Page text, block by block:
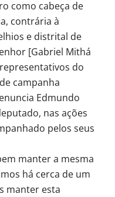
como cabeça de
contrária à
e distrital de
[Gabriel Mithá
do
campanha
Edmundo
nas ações
pelos seus
manter a mesma
há cerca de um
manter esta